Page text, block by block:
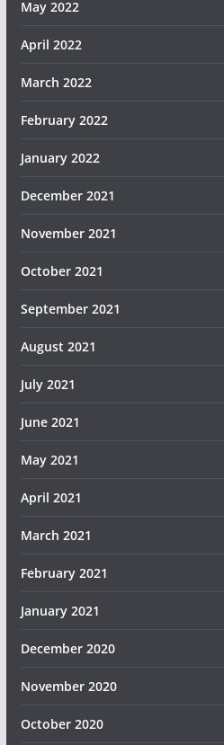
May 2022
April 2022
March 2022
February 2022
January 2022
December 2021
November 2021
October 2021
September 2021
August 2021
July 2021
June 2021
May 2021
April 2021
March 2021
February 2021
January 2021
December 2020
November 2020
October 2020